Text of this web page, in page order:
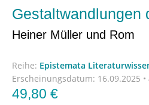
Gestaltwandlungen
Heiner Müller und Rom
Reihe: Epistemata
Erscheinungsdatum: 16.09.2025
49,80 €